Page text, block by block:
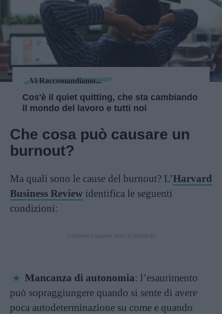
Vi Raccomandiamo...
Cos'è il quiet quitting, che sta cambiando
il mondo del lavoro e tutti noi
Che cosa può causare un
burnout?
Ma quali sono le cause del burnout? L’Harvard
Business Review identifica le seguenti
condizioni:
Mancanza di autonomia: l’esaurimento
può sopraggiungere quando si sente di avere
poca autodeterminazione su come e quando